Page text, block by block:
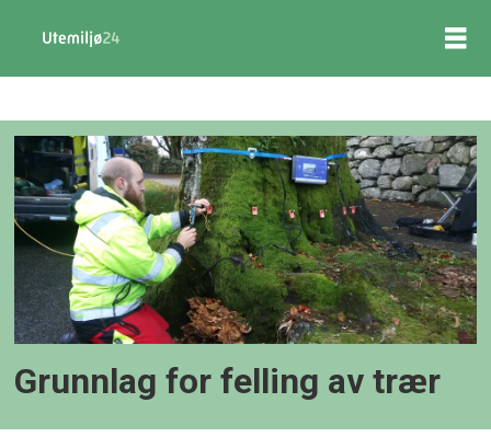
Forsiden
utemiljo24
Grunnlag for felling av trær